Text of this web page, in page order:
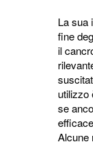
La sua
fine
il
utilizzo
se
Alcune